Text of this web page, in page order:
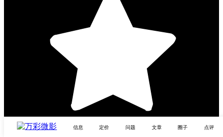
信息 定价 问题 文章 圈子 点评